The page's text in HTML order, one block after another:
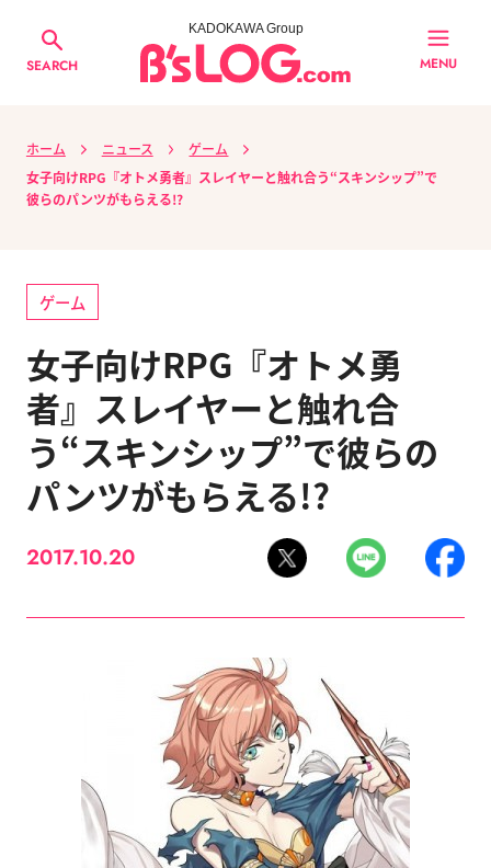
SEARCH
KADOKAWA Group
MENU
ホーム ニュース
ゲーム
女子向けRPG『オトメ勇者』スレイヤーと触れ合う“スキンシップ”で
彼らのパンツがもらえる!?
ゲーム
女子向けRPG『オトメ勇
者』スレイヤーと触れ合
う“スキンシップ”で彼らの
パンツがもらえる!?
2017.10.20